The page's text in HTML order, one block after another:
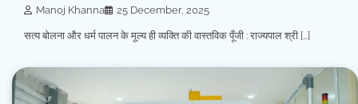
Manoj Khanna 25 December, 2025
सत्य बोलना और धर्म पालन के मूल्य ही व्यक्ति की वास्तविक पूँजी : राज्यपाल श्री […]